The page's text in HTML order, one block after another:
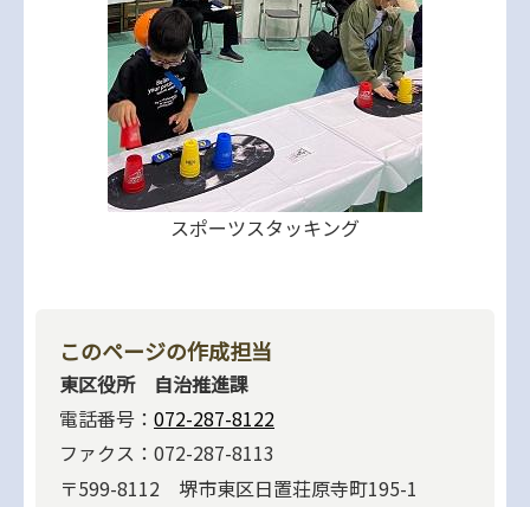
スポーツスタッキング
このページの作成担当
東区役所 自治推進課
電話番号： 072-287-8122
ファクス：072-287-8113
〒599-8112 堺市東区日置荘原寺町195-1